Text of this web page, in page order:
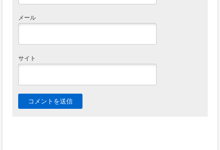
メール
サイト